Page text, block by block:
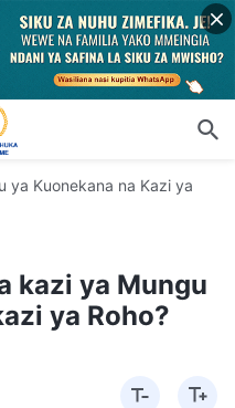
ya Kuonekana na Kazi ya
kazi ya Mungu
ya Roho?